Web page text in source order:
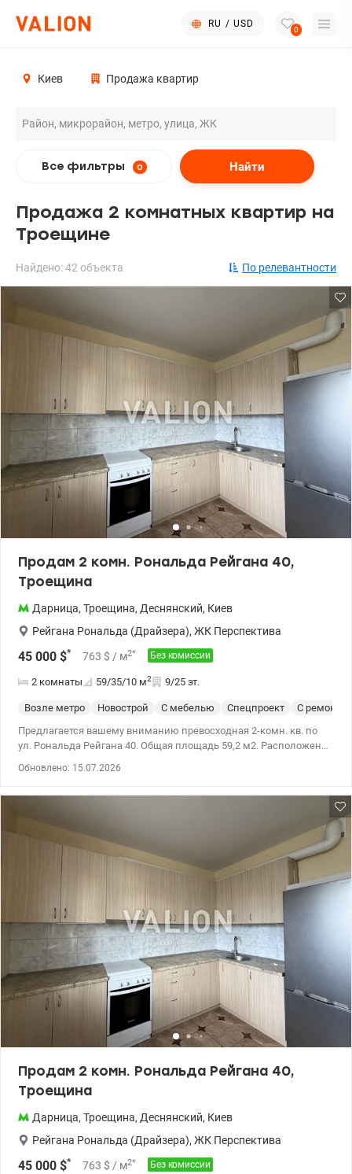
RU / USD
0
Киев Продажа квартир
Все фильтры 0 Найти
Продажа 2 комнатных квартир на
Троещине
Найдено: 42 объекта По релевантности
Продам 2 комн. Рональда Рейгана 40,
Троещина
Дарница, Троещина, Деснянский, Киев
Рейгана Рональда (Драйзера), ЖК Перспектива
45 000 $* 763 $ / м2* Без комиссии
2 комнаты 59/35/10 м2 9/25 эт.
Возле метро Новострой С мебелью Спецпроект
С
Предлагается вашему вниманию превосходная 2-комн. кв. по
ул. Рональда Рейгана 40. Общая площадь 59,2 м2. Расположена
средства на обустройство. В доме есть лифт, консьерж. Локация
– одно из главных преимуществ. Рядом есть абсолютно вся
необходимая инфраструктура: супермаркеты, магазины, аптеки,
спортивные клубы, остановка общественного транспорта, все,
что нужно для комфортной повседневной жизни. Эта квартира
станет отличным выбором как для проживания так и под
арендный бизнес. Цена: 45000 у.е. моб: 0664863383 Татьяна.,
valion.ua/1153854
Обновлено: 15.07.2026
Продам 2 комн. Рональда Рейгана 40,
Троещина
Дарница, Троещина, Деснянский, Киев
Рейгана Рональда (Драйзера), ЖК Перспектива
45 000 $* 763 $ / м2* Без комиссии